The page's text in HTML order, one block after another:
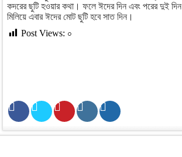
কদরের ছুটি হওয়ার কথা। ফলে ঈদের দিন এবং পরের দুই দিন
মিলিয়ে এবার ঈদের মোট ছুটি হবে সাত দিন।
Post Views: ০